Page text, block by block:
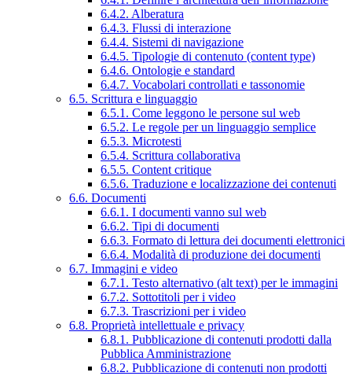
6.4.2. Alberatura
6.4.3. Flussi di interazione
6.4.4. Sistemi di navigazione
6.4.5. Tipologie di contenuto (content type)
6.4.6. Ontologie e standard
6.4.7. Vocabolari controllati e tassonomie
6.5. Scrittura e linguaggio
6.5.1. Come leggono le persone sul web
6.5.2. Le regole per un linguaggio semplice
6.5.3. Microtesti
6.5.4. Scrittura collaborativa
6.5.5. Content critique
6.5.6. Traduzione e localizzazione dei contenuti
6.6. Documenti
6.6.1. I documenti vanno sul web
6.6.2. Tipi di documenti
6.6.3. Formato di lettura dei documenti elettronici
6.6.4. Modalità di produzione dei documenti
6.7. Immagini e video
6.7.1. Testo alternativo (alt text) per le immagini
6.7.2. Sottotitoli per i video
6.7.3. Trascrizioni per i video
6.8. Proprietà intellettuale e privacy
6.8.1. Pubblicazione di contenuti prodotti dalla
Pubblica Amministrazione
6.8.2. Pubblicazione di contenuti non prodotti